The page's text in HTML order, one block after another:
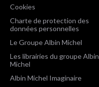
Cookies
Charte de protection des
données personnelles
Le Groupe Albin Michel
Les librairies du groupe Albin
Michel
Albin Michel Imaginaire